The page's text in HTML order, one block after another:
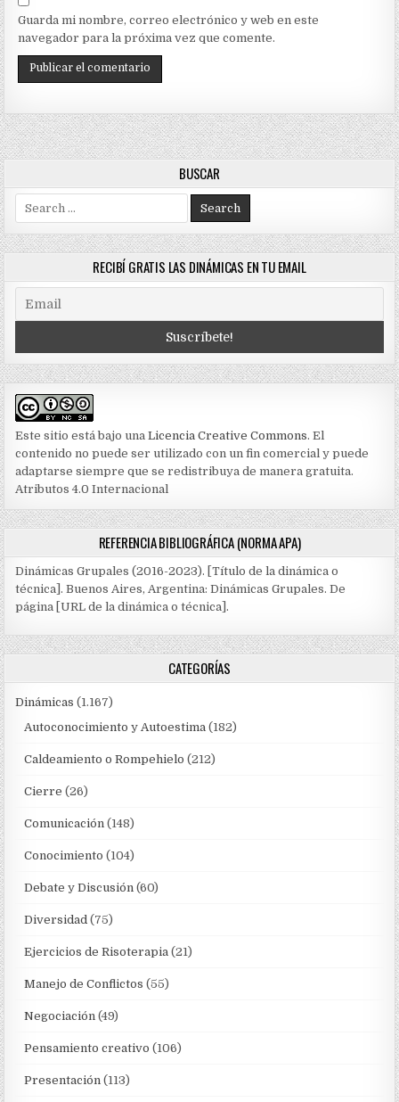
Guarda mi nombre, correo electrónico y web en este
navegador para la próxima vez que comente.
BUSCAR
for:
RECIBÍ GRATIS LAS DINÁMICAS EN TU EMAIL
Este sitio está bajo unaLicencia Creative Commons. El
contenido no puede ser utilizado con un fin comercial y puede
adaptarse siempre que se redistribuya de manera gratuita.
Atributos 4.0 Internacional
REFERENCIA BIBLIOGRÁFICA (NORMA APA)
Dinámicas Grupales (2016-2023). [Título de la dinámica o
técnica]. Buenos Aires, Argentina: Dinámicas Grupales. De
página [URL de la dinámica o técnica].
CATEGORÍAS
Dinámicas (1.167)
Autoconocimiento y Autoestima (182)
Caldeamiento o Rompehielo (212)
Cierre (26)
Comunicación (148)
Conocimiento (104)
Debate y Discusión (60)
Diversidad (75)
Ejercicios de Risoterapia (21)
Manejo de Conflictos (55)
Negociación (49)
Pensamiento creativo (106)
Presentación (113)